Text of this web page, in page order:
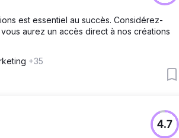
est essentiel au succès. Considérez-
aurez un accès direct à nos créations
+35
4.7